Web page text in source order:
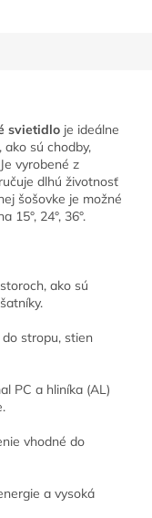
svietidlo je ideálne
, ako sú chodby,
vyrobené z
dlhú životnosť
šošovke je možné
15°, 24°, 36°.
ako sú
stropu, stien
PC a hliníka (AL)
vhodné do
a vysoká